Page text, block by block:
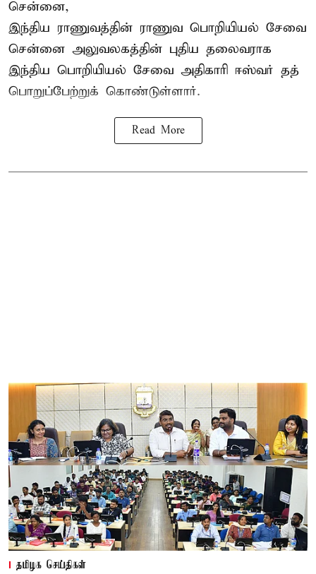
சென்னை,
இந்திய ராணுவத்தின் ராணுவ பொறியியல் சேவை
சென்னை அலுவலகத்தின் புதிய தலைவராக
இந்திய பொறியியல் சேவை அதிகாரி ஈஸ்வர் தத்
பொறுப்பேற்றுக் கொண்டுள்ளார்.
Read More
தமிழக செய்திகள்